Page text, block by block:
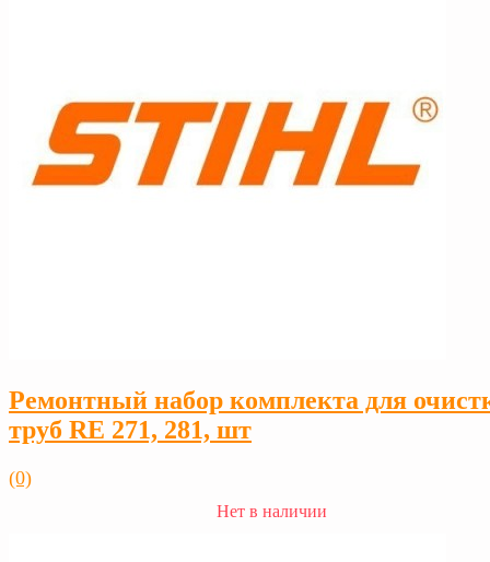
Ремонтный набор комплекта для
труб RE 271, 281, шт
(0)
Нет в наличии